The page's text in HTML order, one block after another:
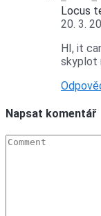
Locus
20. 3.
HI, it
skyplot
Napsat komentář